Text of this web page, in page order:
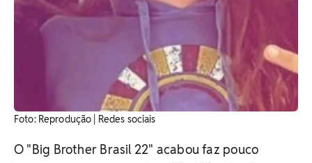
Foto: Reprodução | Redes sociais
O "Big Brother Brasil 22" acabou faz pouco